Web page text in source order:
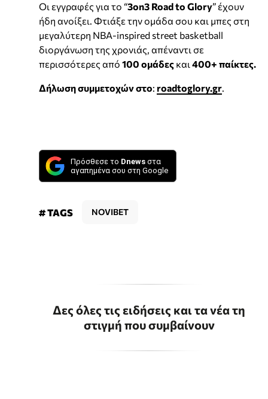
Οι εγγραφές για το “3on3 Road to Glory” έχουν
ήδη ανοίξει. Φτιάξε την ομάδα σου και μπες στη
μεγαλύτερη NBA-inspired street basketball
διοργάνωση της χρονιάς, απέναντι σε
περισσότερες από 100 ομάδες και 400+ παίκτες.
Δήλωση συμμετοχών στο: roadtoglory.gr.
Πρόσθεσε το Dnews στα
αγαπημένα σου στη Google
# TAGS NOVIBET
Δες όλες τις ειδήσεις και τα νέα τη
στιγμή που συμβαίνουν